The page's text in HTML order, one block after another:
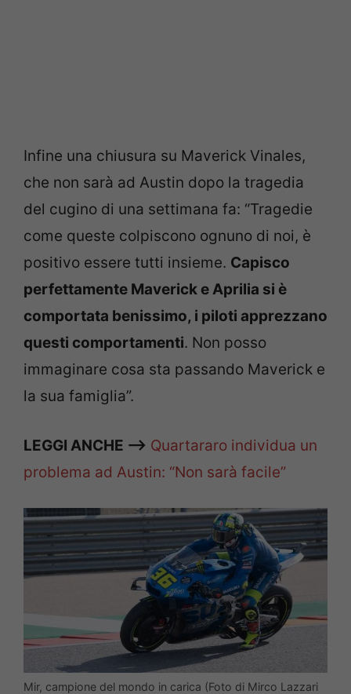
Infine una chiusura su Maverick Vinales,
che non sarà ad Austin dopo la tragedia
del cugino di una settimana fa: “Tragedie
come queste colpiscono ognuno di noi, è
positivo essere tutti insieme. Capisco
perfettamente Maverick e Aprilia si è
comportata benissimo, i piloti apprezzano
questi comportamenti. Non posso
immaginare cosa sta passando Maverick e
la sua famiglia”.
LEGGI ANCHE —> Quartararo individua un
problema ad Austin: “Non sarà facile”
Mir, campione del mondo in carica (Foto di Mirco Lazzari